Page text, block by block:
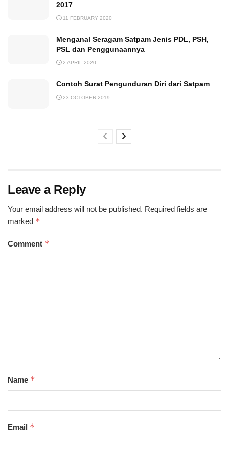
2017
11 FEBRUARY 2020
Menganal Seragam Satpam Jenis PDL, PSH,
PSL dan Penggunaannya
2 APRIL 2020
Contoh Surat Pengunduran Diri dari Satpam
23 OCTOBER 2019
Leave a Reply
Your email address will not be published. Required fields are
marked *
Comment *
Name *
Email *